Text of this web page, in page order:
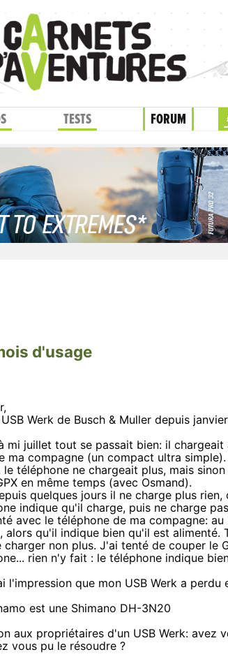
TESTS FORUM
d'usage
Werk de Busch & Muller depuis
mi juillet tout se passait bien: il
ma compagne (un compact ultra
le téléphone ne chargeait plus, mais
en même temps (avec Osmand).
quelques jours il ne charge plus
indique qu'il charge, puis ne charge
avec le téléphone de ma compagne:
alors qu'il indique bien qu'il est alimenté.
charger non plus. J'ai tenté de couper le
rien n'y fait : le téléphone indique
l'impression que mon USB Werk a
est une Shimano DH-3N20
aux propriétaires d'un USB Werk: avez
vous pu le résoudre ?